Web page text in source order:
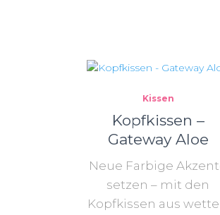
Kissen
Kopfkissen –
Gateway Aloe
Neue Farbige
setzen – mit den
Kopfkissen aus